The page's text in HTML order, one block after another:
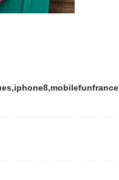
iphone8 mobilefunfrance